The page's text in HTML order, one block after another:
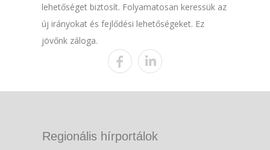
lehetőséget biztosít. Folyamatosan keressük az
új irányokat és fejlődési lehetőségeket. Ez
jövőnk záloga.
Regionális hírportálok